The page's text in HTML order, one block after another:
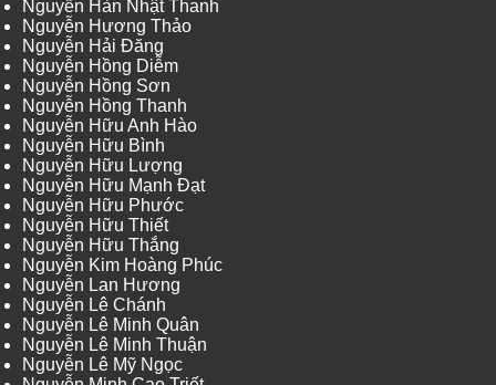
Nguyễn Hàn Nhật Thanh
Nguyễn Hương Thảo
Nguyễn Hải Đăng
Nguyễn Hồng Diễm
Nguyễn Hồng Sơn
Nguyễn Hồng Thanh
Nguyễn Hữu Anh Hào
Nguyễn Hữu Bình
Nguyễn Hữu Lượng
Nguyễn Hữu Mạnh Đạt
Nguyễn Hữu Phước
Nguyễn Hữu Thiết
Nguyễn Hữu Thắng
Nguyễn Kim Hoàng Phúc
Nguyễn Lan Hương
Nguyễn Lê Chánh
Nguyễn Lê Minh Quân
Nguyễn Lê Minh Thuận
Nguyễn Lê Mỹ Ngọc